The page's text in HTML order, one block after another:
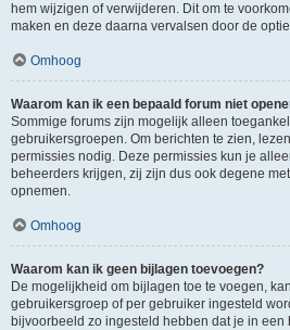
hem wijzigen of verwijderen. Dit om te
maken en deze daarna vervalsen door de
Omhoog
Waarom kan ik een bepaald forum niet
Sommige forums zijn mogelijk alleen
gebruikersgroepen. Om berichten te zien,
permissies nodig. Deze permissies kun je
beheerders krijgen, zij zijn dus ook degene
opnemen.
Omhoog
Waarom kan ik geen bijlagen toevoegen?
De mogelijkheid om bijlagen toe te voegen,
gebruikersgroep of per gebruiker ingesteld
bijvoorbeeld zo ingesteld hebben dat je in